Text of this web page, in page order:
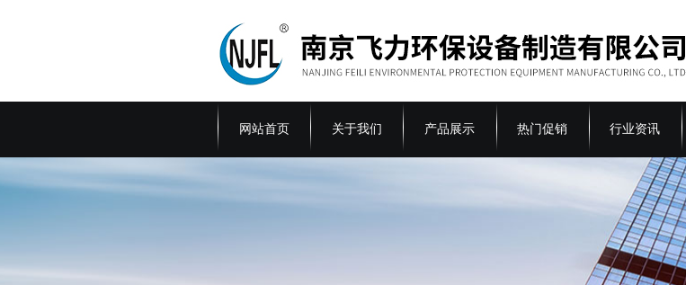
网站首页 关于我们 产品展示 热门促销 行业资讯